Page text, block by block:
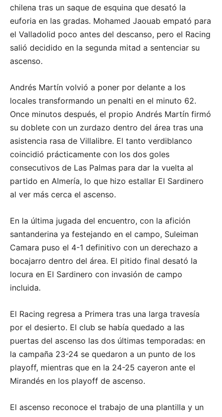
chilena tras un saque de esquina que desató la
euforia en las gradas. Mohamed Jaouab empató para
el Valladolid poco antes del descanso, pero el Racing
salió decidido en la segunda mitad a sentenciar su
ascenso.
Andrés Martín volvió a poner por delante a los
locales transformando un penalti en el minuto 62.
Once minutos después, el propio Andrés Martín firmó
su doblete con un zurdazo dentro del área tras una
asistencia rasa de Villalibre. El tanto verdiblanco
coincidió prácticamente con los dos goles
consecutivos de Las Palmas para dar la vuelta al
partido en Almería, lo que hizo estallar El Sardinero
al ver más cerca el ascenso.
En la última jugada del encuentro, con la afición
santanderina ya festejando en el campo, Suleiman
Camara puso el 4-1 definitivo con un derechazo a
bocajarro dentro del área. El pitido final desató la
locura en El Sardinero con invasión de campo
incluida.
El Racing regresa a Primera tras una larga travesía
por el desierto. El club se había quedado a las
puertas del ascenso las dos últimas temporadas: en
la campaña 23-24 se quedaron a un punto de los
playoff, mientras que en la 24-25 cayeron ante el
Mirandés en los playoff de ascenso.
El ascenso reconoce el trabajo de una plantilla y un